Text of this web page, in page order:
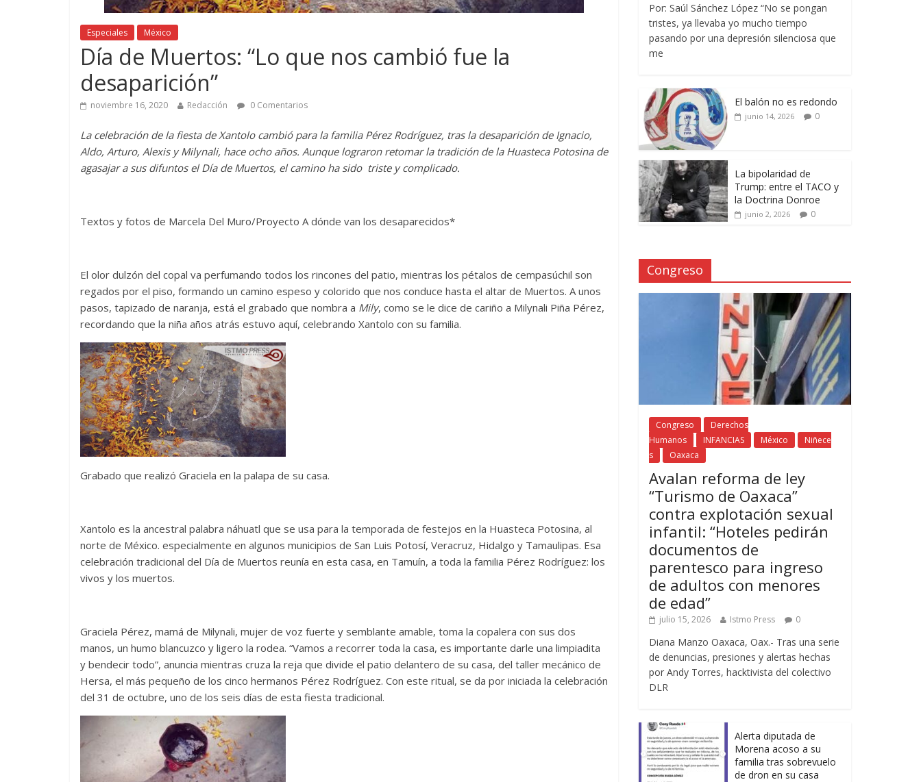
Especiales México
Día de Muertos: “Lo que nos cambió fue la
desaparición”
noviembre 16, 2020 Redacción 0 Comentarios
La celebración de la fiesta de Xantolo cambió para la familia Pérez Rodríguez, tras la desaparición de Ignacio,
Aldo, Arturo, Alexis y Milynali, hace ocho años. Aunque lograron retomar la tradición de la Huasteca Potosina de
agasajar a sus difuntos el Día de Muertos, el camino ha sido triste y complicado.
Textos y fotos de Marcela Del Muro/Proyecto A dónde van los desaparecidos*
El olor dulzón del copal va perfumando todos los rincones del patio, mientras los pétalos de cempasúchil son
regados por el piso, formando un camino espeso y colorido que nos conduce hasta el altar de Muertos. A unos
pasos, tapizado de naranja, está el grabado que nombra a Mily, como se le dice de cariño a Milynali Piña Pérez,
recordando que la niña años atrás estuvo aquí, celebrando Xantolo con su familia.
Grabado que realizó Graciela en la palapa de su casa.
Xantolo es la ancestral palabra náhuatl que se usa para la temporada de festejos en la Huasteca Potosina, al
norte de México. especialmente en algunos municipios de San Luis Potosí, Veracruz, Hidalgo y Tamaulipas. Esa
celebración tradicional del Día de Muertos reunía en esta casa, en Tamuín, a toda la familia Pérez Rodríguez: los
vivos y los muertos.
Graciela Pérez, mamá de Milynali, mujer de voz fuerte y semblante amable, toma la copalera con sus dos
manos, un humo blancuzco y ligero la rodea. “Vamos a recorrer toda la casa, es importante darle una limpiadita
y bendecir todo”, anuncia mientras cruza la reja que divide el patio delantero de su casa, del taller mecánico de
Hersa, el más pequeño de los cinco hermanos Pérez Rodríguez. Con este ritual, se da por iniciada la celebración
del 31 de octubre, uno de los seis días de esta fiesta tradicional.
Por: Saúl Sánchez López “No se pongan
tristes, ya llevaba yo mucho tiempo
pasando por una depresión silenciosa que
me
El balón no es redondo
junio 14, 2026 0
La bipolaridad de
Trump: entre el TACO y
la Doctrina Donroe
junio 2, 2026 0
Congreso
Congreso
Derechos
Humanos
INFANCIAS México
Niñece
s
Oaxaca
Avalan reforma de ley
“Turismo de Oaxaca”
contra explotación sexual
infantil: “Hoteles pedirán
documentos de
parentesco para ingreso
de adultos con menores
de edad”
julio 15, 2026 Istmo Press 0
Diana Manzo Oaxaca, Oax.- Tras una serie
de denuncias, presiones y alertas hechas
por Andy Torres, hacktivista del colectivo
DLR
Alerta diputada de
Morena acoso a su
familia tras sobrevuelo
de dron en su casa